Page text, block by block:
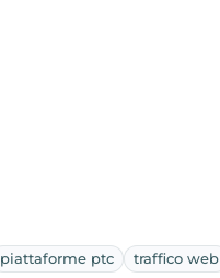
piattaforme ptc traffico web